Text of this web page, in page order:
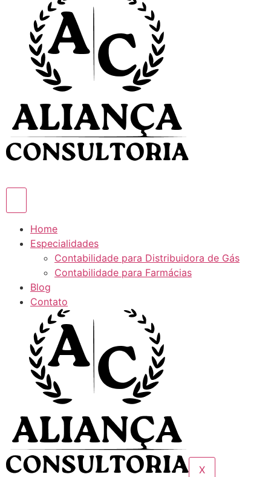
Home
Especialidades
Contabilidade para Distribuidora de Gás
Contabilidade para Farmácias
Blog
Contato
X